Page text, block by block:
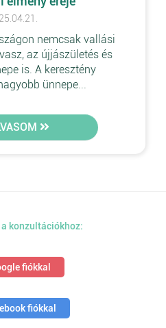
nemcsak vallási
az újjászületés és
is. A keresztény
ünnepe...
konzultációkhoz:
fiókkal
fiókkal